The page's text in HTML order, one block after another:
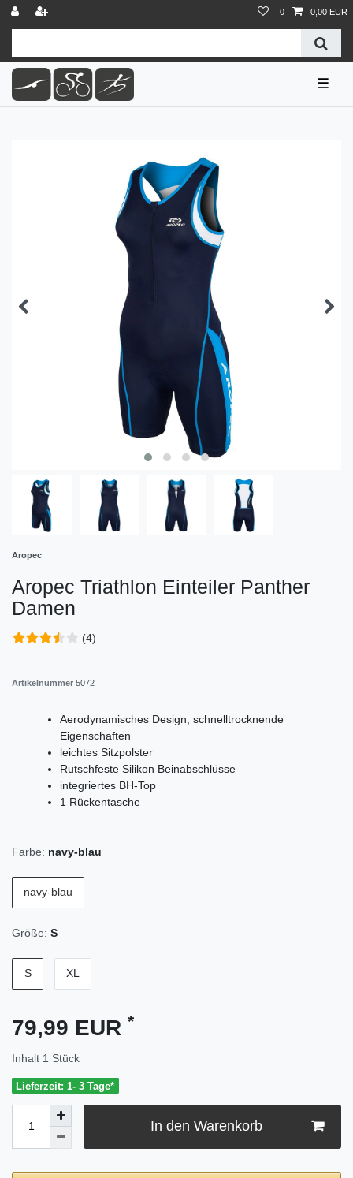
0 0,00 EUR
☰
Aropec
Aropec Triathlon Einteiler Panther
Damen
(4)
Artikelnummer 5072
Aerodynamisches Design, schnelltrocknende
Eigenschaften
leichtes Sitzpolster
Rutschfeste Silikon Beinabschlüsse
integriertes BH-Top
1 Rückentasche
Farbe: navy-blau
navy-blau
Größe: S
S XL
79,99 EUR *
Inhalt 1 Stück
Lieferzeit: 1- 3 Tage*
In den Warenkorb